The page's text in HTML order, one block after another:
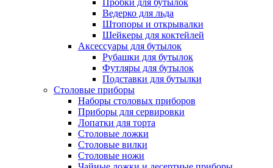
Пробки для бутылок
Ведерко для льда
Штопоры и открывалки
Шейкеры для коктейлей
Аксессуары для бутылок
Рубашки для бутылок
Футляры для бутылок
Подставки для бутылки
Столовые приборы
Наборы столовых приборов
Приборы для сервировки
Лопатки для торта
Столовые ложки
Столовые вилки
Столовые ножи